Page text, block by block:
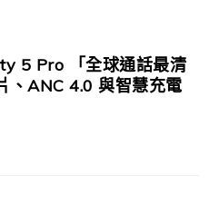
5 Pro 「全球通話最清
、ANC 4.0 與智慧充電